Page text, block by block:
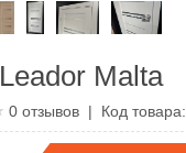
Leador Malta
0отзывов | Код товара: